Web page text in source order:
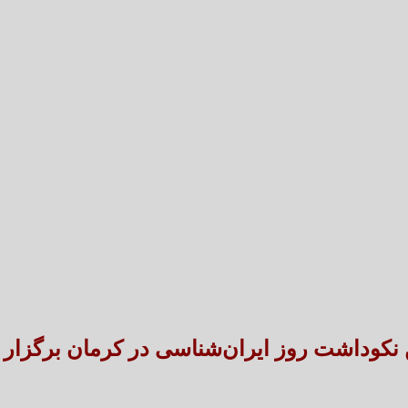
تعارض قوانین؛ مانع پنهان سنددار شدن بخش
طنین شعر عاشورایی در
نکوداشت روز ایران‌شناسی در کرمان